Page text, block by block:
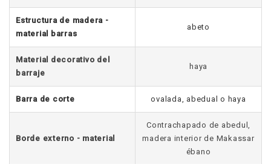
Estructura de madera -
material barras
abeto
Material decorativo del
barraje
haya
Barra de corte ovalada, abedual o haya
Borde externo - material
Contrachapado de abedul,
madera interior de Makassar
ébano